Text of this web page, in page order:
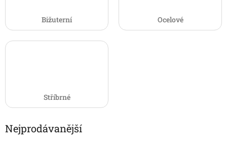
Bižuterní Ocelové
Stříbrné
Nejprodávanější